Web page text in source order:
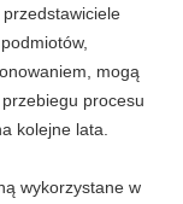
mogą
procesu
kolejne lata.
wykorzystane w